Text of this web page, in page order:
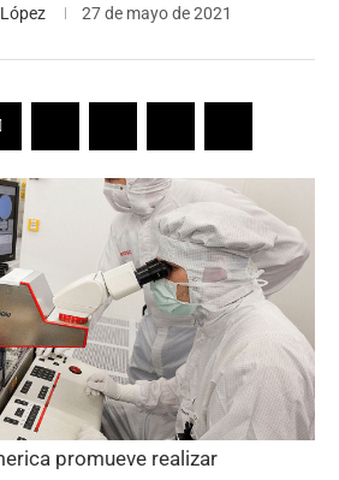
27 de mayo de 2021
promueve realizar